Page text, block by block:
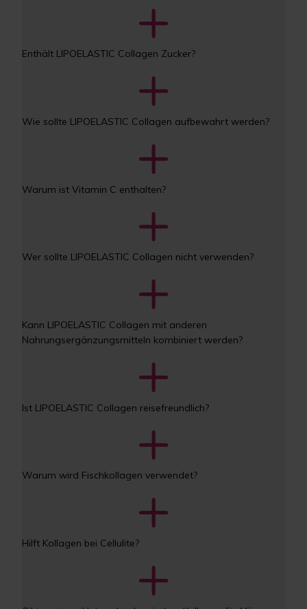
Enthält LIPOELASTIC Collagen Zucker?
Wie sollte LIPOELASTIC Collagen aufbewahrt werden?
Warum ist Vitamin C enthalten?
Wer sollte LIPOELASTIC Collagen nicht verwenden?
Kann LIPOELASTIC Collagen mit anderen
Nahrungsergänzungsmitteln kombiniert werden?
Ist LIPOELASTIC Collagen reisefreundlich?
Warum wird Fischkollagen verwendet?
Hilft Kollagen bei Cellulite?